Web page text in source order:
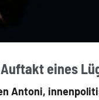
eines
Antoni,